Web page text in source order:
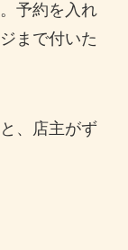
予約を入れ
まで付いた
、店主がず